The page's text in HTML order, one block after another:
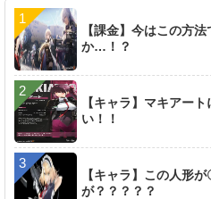
【課金】今はこの方
か…！？
【キャラ】マキアー
い！！
【キャラ】この人形
が？？？？？